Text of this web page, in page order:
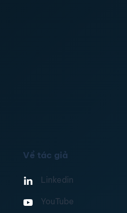
Về tác giả
Linkedin
YouTube